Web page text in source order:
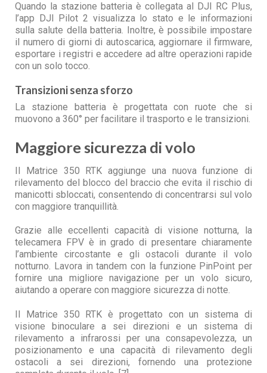
Quando la stazione batteria è collegata al DJI RC Plus,
l’app DJI Pilot 2 visualizza lo stato e le informazioni
sulla salute della batteria. Inoltre, è possibile impostare
il numero di giorni di autoscarica, aggiornare il firmware,
esportare i registri e accedere ad altre operazioni rapide
con un solo tocco.
Transizioni senza sforzo
La stazione batteria è progettata con ruote che si
muovono a 360° per facilitare il trasporto e le transizioni.
Maggiore sicurezza di volo
Il Matrice 350 RTK aggiunge una nuova funzione di
rilevamento del blocco del braccio che evita il rischio di
manicotti sbloccati, consentendo di concentrarsi sul volo
con maggiore tranquillità.
Grazie alle eccellenti capacità di visione notturna, la
telecamera FPV è in grado di presentare chiaramente
l’ambiente circostante e gli ostacoli durante il volo
notturno. Lavora in tandem con la funzione PinPoint per
fornire una migliore navigazione per un volo sicuro,
aiutando a operare con maggiore sicurezza di notte.
Il Matrice 350 RTK è progettato con un sistema di
visione binoculare a sei direzioni e un sistema di
rilevamento a infrarossi per una consapevolezza, un
posizionamento e una capacità di rilevamento degli
ostacoli a sei direzioni, fornendo una protezione